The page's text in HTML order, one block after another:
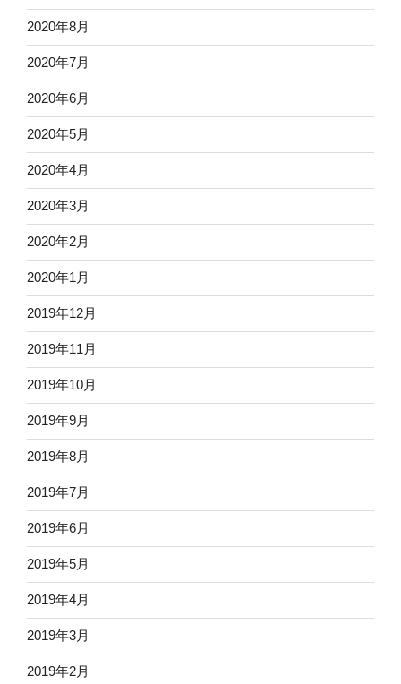
2020年8月
2020年7月
2020年6月
2020年5月
2020年4月
2020年3月
2020年2月
2020年1月
2019年12月
2019年11月
2019年10月
2019年9月
2019年8月
2019年7月
2019年6月
2019年5月
2019年4月
2019年3月
2019年2月